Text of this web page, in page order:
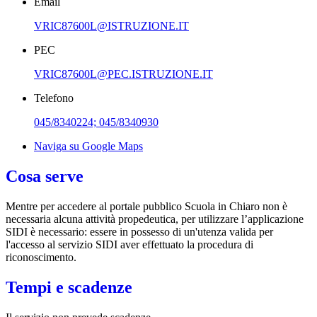
VRIC87600L@ISTRUZIONE.IT
PEC
VRIC87600L@PEC.ISTRUZIONE.IT
Telefono
045/8340224; 045/8340930
Naviga su Google Maps
Cosa serve
Mentre per accedere al portale pubblico Scuola in Chiaro non è
necessaria alcuna attività propedeutica, per utilizzare l’applicazione
SIDI è necessario: essere in possesso di un'utenza valida per
l'accesso al servizio SIDI aver effettuato la procedura di
riconoscimento.
Tempi e scadenze